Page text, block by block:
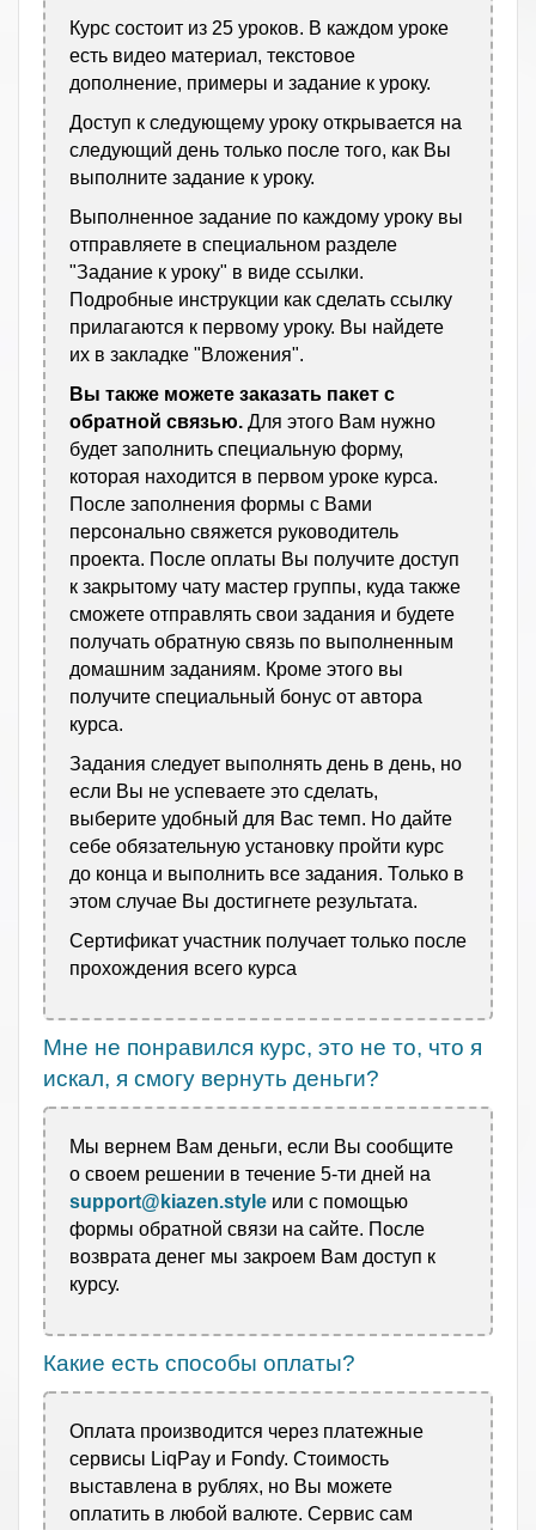
Курс состоит из 25 уроков. В каждом уроке
есть видео материал, текстовое
дополнение, примеры и задание к уроку.
Доступ к следующему уроку открывается на
следующий день только после того, как Вы
выполните задание к уроку.
Выполненное задание по каждому уроку вы
отправляете в специальном разделе
"Задание к уроку" в виде ссылки.
Подробные инструкции как сделать ссылку
прилагаются к первому уроку. Вы найдете
их в закладке "Вложения".
Вы также можете заказать пакет с
обратной связью. Для этого Вам нужно
будет заполнить специальную форму,
которая находится в первом уроке курса.
После заполнения формы с Вами
персонально свяжется руководитель
проекта. После оплаты Вы получите доступ
к закрытому чату мастер группы, куда также
сможете отправлять свои задания и будете
получать обратную связь по выполненным
домашним заданиям. Кроме этого вы
получите специальный бонус от автора
курса.
Задания следует выполнять день в день, но
если Вы не успеваете это сделать,
выберите удобный для Вас темп. Но дайте
себе обязательную установку пройти курс
до конца и выполнить все задания. Только в
этом случае Вы достигнете результата.
Сертификат участник получает только после
прохождения всего курса
Мне не понравился курс, это не то, что я
искал, я смогу вернуть деньги?
Мы вернем Вам деньги, если Вы сообщите
о своем решении в течение 5-ти дней на
support@kiazen.style или с помощью
формы обратной связи на сайте. После
возврата денег мы закроем Вам доступ к
курсу.
Какие есть способы оплаты?
Оплата производится через платежные
сервисы LiqPay и Fondy. Стоимость
выставлена в рублях, но Вы можете
оплатить в любой валюте. Сервис сам